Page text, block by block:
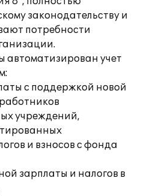
законодательству и
потребности
учет
с поддержкой новой
учреждений,
и взносов с фонда
зарплаты и налогов в